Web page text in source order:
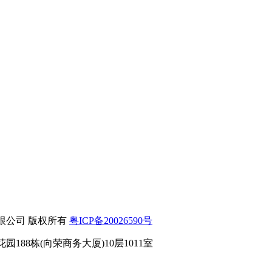
公司 版权所有 粤ICP备20026590号
188栋(向荣商务大厦)10层1011室